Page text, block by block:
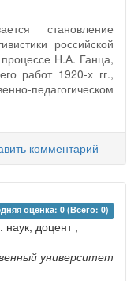
становление
российской
Н.А. Ганца,
работ 1920-х гг.,
педагогическом
комментарий
оценка: 0 (Всего: 0)
наук, доцент ,
университет